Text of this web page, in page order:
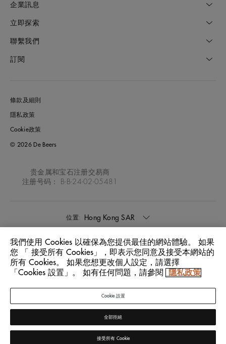
企業訊息
立即探索
聯繫我們
訂閱
條款及細則
隱私政策
Cookie政策
© 2026 De Beers
贵金属和宝石注册交易商
注册号码： B-B-24-02-05481
位置: Hong Kong SAR
語言: 中文
我們使用 Cookies 以確保為您提供最佳的網站體驗。 如果
您 「 接受所有 Cookies」，即表示您同意及接受本網站的
所有 Cookies。 如果您想更改個人設定，請選擇
「Cookies 設置」。 如有任何問題，請參閱
隱私政策
Cookie 設置
全部拒絕
接受所有 Cookie